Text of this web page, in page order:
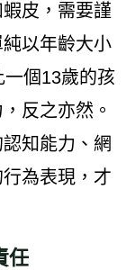
皮，需要謹
以年齡大小
個13歲的孩
反之亦然。
知能力、網
為表現，才
任